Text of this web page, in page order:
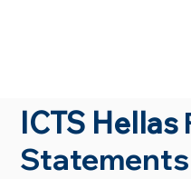
ICTS Hellas
Statements